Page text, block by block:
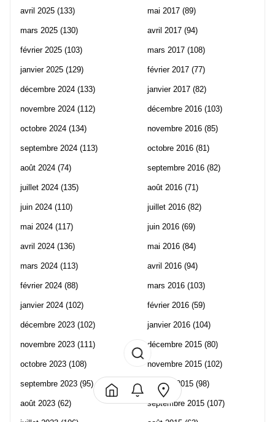
avril 2025 (133)
mars 2025 (130)
février 2025 (103)
janvier 2025 (129)
décembre 2024 (133)
novembre 2024 (112)
octobre 2024 (134)
septembre 2024 (113)
août 2024 (74)
juillet 2024 (135)
juin 2024 (110)
mai 2024 (117)
avril 2024 (136)
mars 2024 (113)
février 2024 (88)
janvier 2024 (102)
décembre 2023 (102)
novembre 2023 (111)
octobre 2023 (108)
septembre 2023 (95)
août 2023 (62)
mai 2017 (89)
avril 2017 (94)
mars 2017 (108)
février 2017 (77)
janvier 2017 (82)
décembre 2016 (103)
novembre 2016 (85)
octobre 2016 (81)
septembre 2016 (82)
août 2016 (71)
juillet 2016 (82)
juin 2016 (69)
mai 2016 (84)
avril 2016 (94)
mars 2016 (103)
février 2016 (59)
janvier 2016 (104)
décembre 2015 (80)
novembre 2015 (102)
octobre 2015 (98)
septembre 2015 (107)